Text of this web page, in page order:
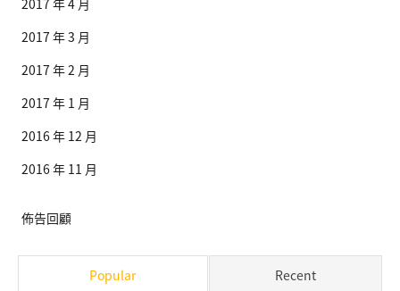
2017 年 3 月
2017 年 2 月
2017 年 1 月
2016 年 12 月
2016 年 11 月
佈告回顧
Popular Recent